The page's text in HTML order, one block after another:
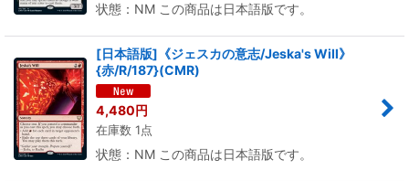
状態：NM この商品は日本語版です。
[日本語版]《ジェスカの意志/Jeska's Will》
{赤/R/187}(CMR)
4,480円
在庫数 1点
状態：NM この商品は日本語版です。